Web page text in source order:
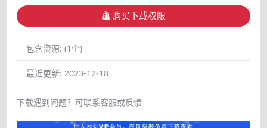
购买下载权限
包含资源: (1个)
最近更新: 2023-12-18
下载遇到问题？可联系客服或反馈